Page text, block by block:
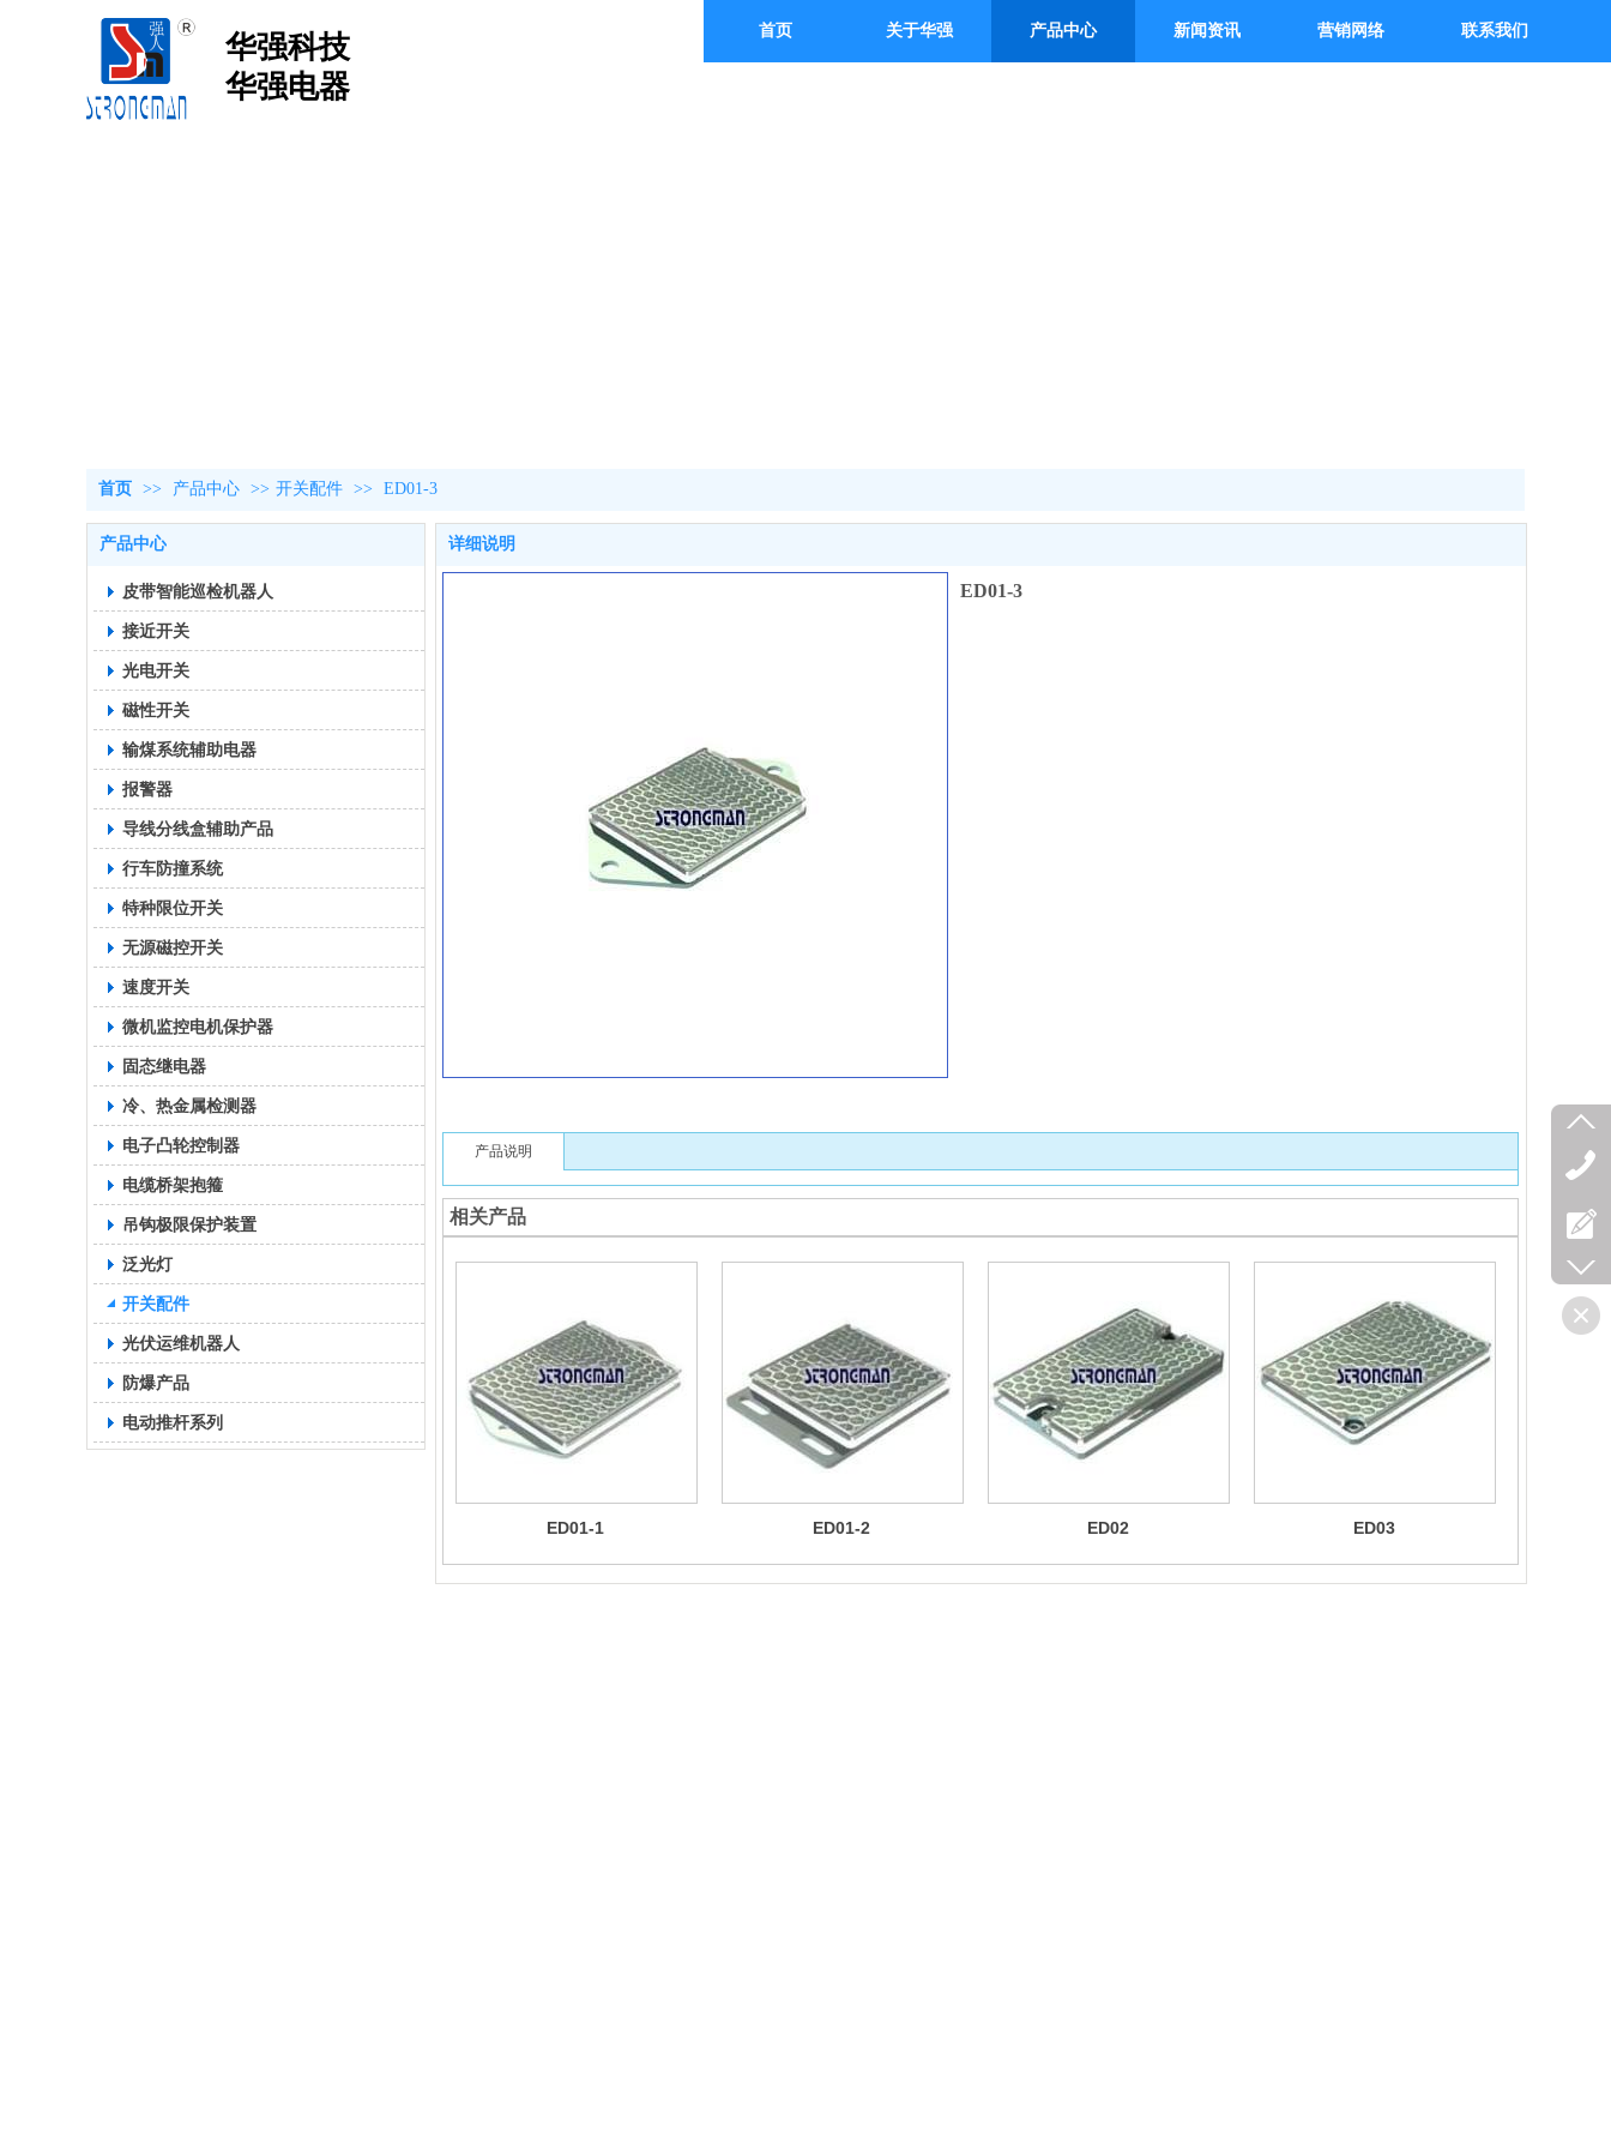
华强科技
华强电器
首页 关于华强 产品中心 新闻资讯 营销网络 联系我们
首页 >> 产品中心 >> 开关配件 >> ED01-3
产品中心
皮带智能巡检机器人
接近开关
光电开关
磁性开关
输煤系统辅助电器
报警器
导线分线盒辅助产品
行车防撞系统
特种限位开关
无源磁控开关
速度开关
微机监控电机保护器
固态继电器
冷、热金属检测器
电子凸轮控制器
电缆桥架抱箍
吊钩极限保护装置
泛光灯
开关配件
光伏运维机器人
防爆产品
电动推杆系列
详细说明
ED01-3
产品说明
相关产品
ED01-1 ED01-2 ED02 ED03